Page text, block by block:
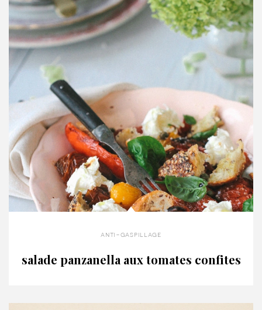
anti-gaspillage
salade panzanella aux tomates confites